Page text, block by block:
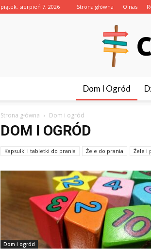
piątek, sierpień 7, 2026 Strona główna O nas
Dom I Ogród
Strona główna Dom i ogród
DOM I OGRÓD
Kapsułki i tabletki do prania Żele do prania Żele i
Dom i ogród